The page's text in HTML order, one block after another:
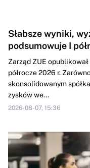
Słabsze wyniki,
podsumowuje I
Zarząd ZUE
półrocze 2026 r.
skonsolidowanym
zysków we...
2026-08-07, 15:36